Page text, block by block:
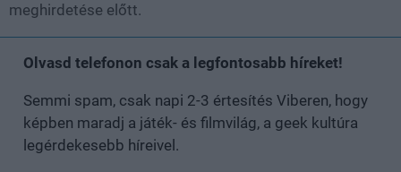
meghirdetése előtt.
Olvasd telefonon csak a legfontosabb híreket!
Semmi spam, csak napi 2-3 értesítés Viberen, hogy
képben maradj a játék- és filmvilág, a geek kultúra
legérdekesebb híreivel.